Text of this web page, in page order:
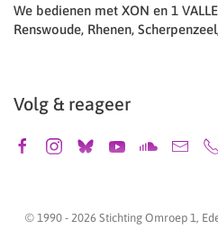
We bedienen met XON en 1
Renswoude, Rhenen,
Volg & reageer
© 1990 - 2026 Stichting Omroep 1,